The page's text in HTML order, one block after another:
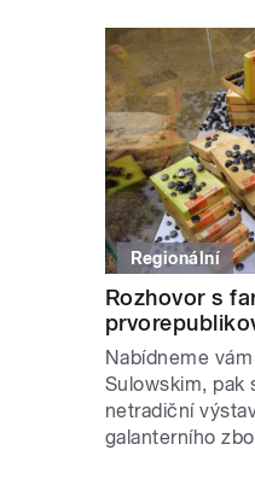
Regionální
Rozhovor s
Nabídneme
Sulowskim, pak
netradiční
galanterního